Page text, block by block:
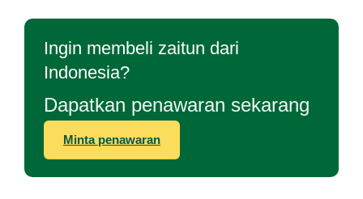
Ingin membeli zaitun dari
Indonesia?
Dapatkan penawaran sekarang
Minta penawaran